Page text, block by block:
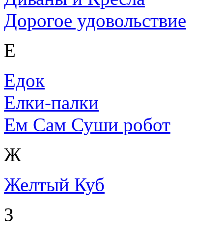
Дорогое удовольствие
Е
Едок
Елки-палки
Ем Сам Суши робот
Ж
Желтый Куб
З